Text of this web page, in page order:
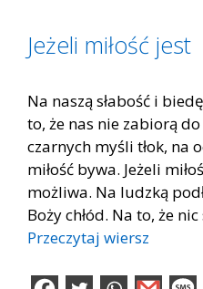
Jeżeli miłość jest
Na naszą słabość i
to, że nas nie zabiorą
czarnych myśli tłok, na
miłość bywa. Jeżeli
możliwa. Na ludzką
Boży chłód. Na to, że
Przeczytaj wiersz